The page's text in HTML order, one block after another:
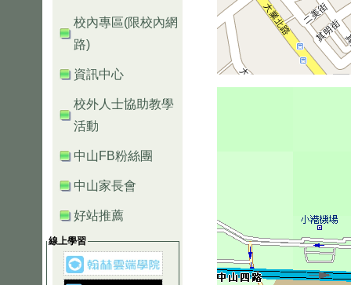
校內專區(限校內網
路)
資訊中心
校外人士協助教學
活動
中山FB粉絲團
中山家長會
好站推薦
線上學習